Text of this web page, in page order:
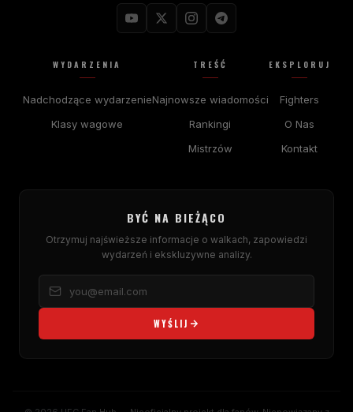
WYDARZENIA
Nadchodzące wydarzenie
Klasy wagowe
TREŚĆ
Najnowsze wiadomości
Rankingi
Mistrzów
EKSPLORUJ
Fighters
O Nas
Kontakt
BYĆ NA BIEŻĄCO
Otrzymuj najświeższe informacje o walkach, zapowiedzi
wydarzeń i ekskluzywne analizy.
WYŚLIJ